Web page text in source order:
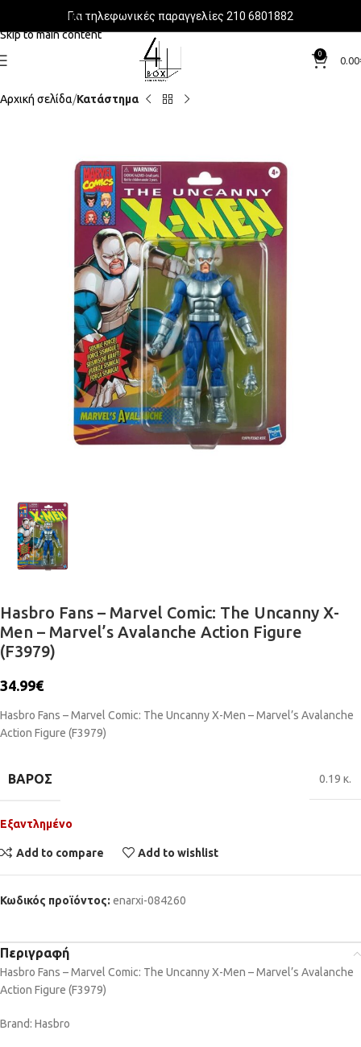
Skip to navigation
Skip to main content
Για τηλεφωνικές παραγγελίες 210 6801882
0
0.00
Αρχική σελίδα Κατάστημα
Hasbro Fans – Marvel Comic: The Uncanny X-
Men – Marvel’s Avalanche Action Figure
(F3979)
34.99€
Hasbro Fans – Marvel Comic: The Uncanny X-Men – Marvel’s Avalanche
Action Figure (F3979)
ΒΆΡΟΣ 0.19 κ.
Εξαντλημένο
Add to compare Add to wishlist
Κωδικός προϊόντος: enarxi-084260
Περιγραφή
Hasbro Fans – Marvel Comic: The Uncanny X-Men – Marvel’s Avalanche
Action Figure (F3979)
Brand: Hasbro